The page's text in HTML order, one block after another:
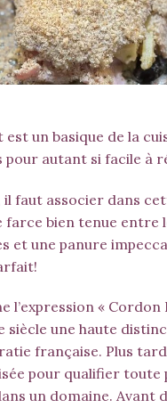
est un basique de la
pour autant si facile à
il faut associer dans
farce bien tenue entre
et une panure
l’expression « Cordon
siècle une haute
française. Plus
pour qualifier toute
un domaine. Avant